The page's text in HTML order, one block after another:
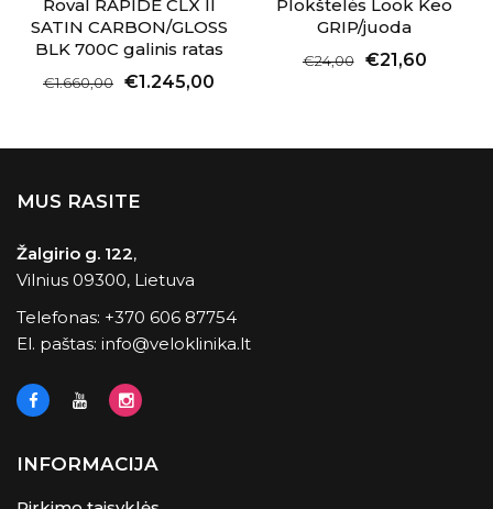
Roval RAPIDE CLX II
SATIN CARBON/GLOSS
BLK 700C galinis ratas
€1.660,00 €1.245,00
Plokštelės Look Keo
GRIP/juoda
€24,00 €21,60
MUS RASITE
Žalgirio g. 122,
Vilnius 09300, Lietuva
Telefonas: +370 606 87754
El. paštas: info@veloklinika.lt
INFORMACIJA